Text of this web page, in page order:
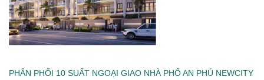
PHÂN PHỐI 10 SUẤT NGOẠI GIAO NHÀ PHỐ AN PHÚ NEWCITY